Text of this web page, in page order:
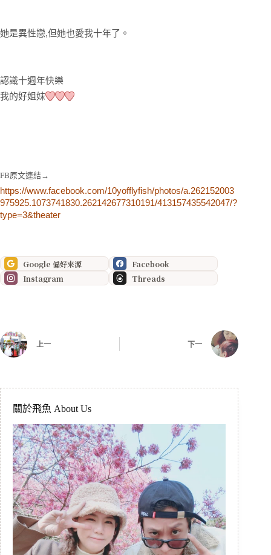
她是異性戀,但她也愛我十年了。
認識十週年快樂
我的好姐妹
FB原文連結→
https://www.facebook.com/10yofflyfish/photos/a.262152003
975925.1073741830.262142677310191/413157435542047/?
type=3&theater
Google 偏好來源
Facebook
Instagram
Threads
上一 下一
關於飛魚 About Us